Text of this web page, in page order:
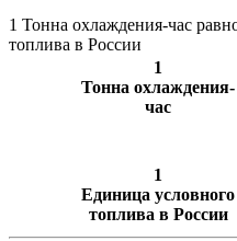
1 Тонна охлаждения-час
топлива в России
1
Тонна охлаждения-
час
1
Единица условного
топлива в России